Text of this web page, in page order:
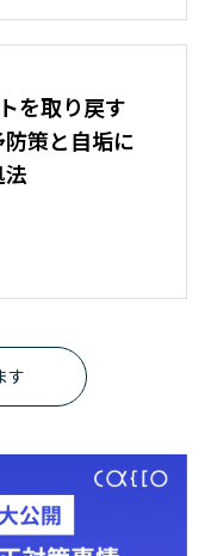
を取り戻す
策と自垢に
法
す